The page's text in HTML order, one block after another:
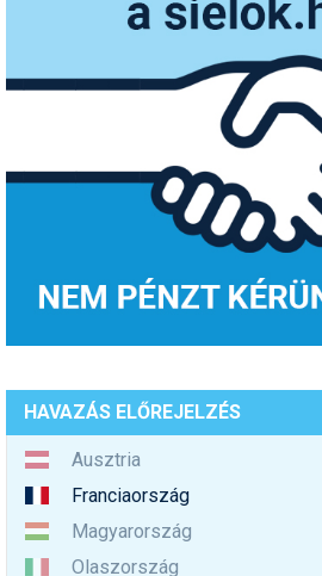
HAVAZÁS ELŐREJELZÉS
Ausztria
Franciaország
Magyarország
Olaszország